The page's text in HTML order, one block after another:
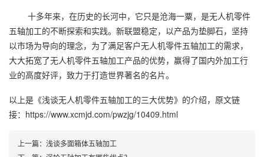
十多年来，在历史的长河中，它只是沧海一粟，是无人机零件
五轴加工的不断探索和实践。新联盟稳定，以产品为垫脚石，坚持
以市场为导向的理念，为了满足客户无人机零件五轴加工的需求，
大大拓宽了无人机零件五轴加工产品的优势，赢得了国内外加工行
业的高度好评，致力于打造世界著名的名片。
以上是 《浅谈无人机零件五轴加工的三大优势》 的介绍，原文链
接： https://www.xcmjd.com/pwzjg/10409.html
上一篇： 浅谈多面箱体五轴加工